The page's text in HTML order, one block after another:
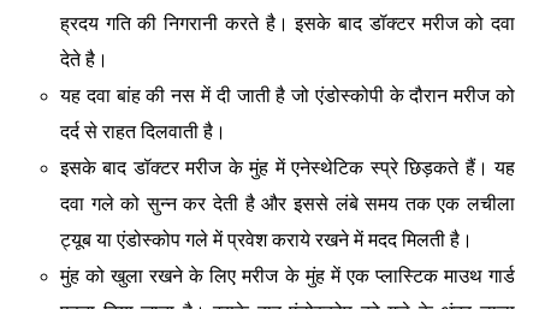
ह्रदय गति की निगरानी करते है। इसके बाद डॉक्टर मरीज को दवा
देते है।
यह दवा बांह की नस में दी जाती है जो एंडोस्कोपी के दौरान मरीज को
दर्द से राहत दिलवाती है।
इसके बाद डॉक्टर मरीज के मुंह में एनेस्थेटिक स्प्रे छिड़कते हैं। यह
दवा गले को सुन्न कर देती है और इससे लंबे समय तक एक लचीला
ट्यूब या एंडोस्कोप गले में प्रवेश कराये रखने में मदद मिलती है।
मुंह को खुला रखने के लिए मरीज के मुंह में एक प्लास्टिक माउथ गार्ड